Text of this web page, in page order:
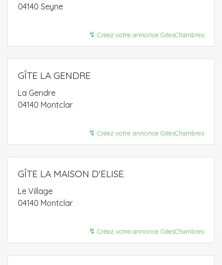
04140 Seyne
↯ Créez votre annonce GitesChambres
GÎTE LA GENDRE
La Gendre
04140 Montclar
↯ Créez votre annonce GitesChambres
GÎTE LA MAISON D'ELISE
Le Village
04140 Montclar
↯ Créez votre annonce GitesChambres